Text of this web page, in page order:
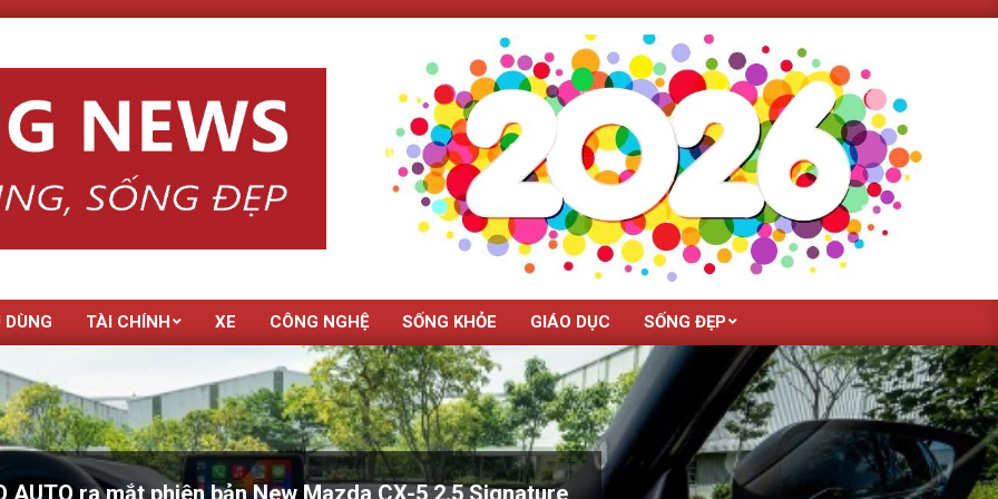
TÀI CHÍNH XE CÔNG NGHỆ SỐNG KHỎE GIÁO DỤC SỐNG ĐẸP
AUTO ra mắt phiên bản New Mazda CX-5 2.5 Signature